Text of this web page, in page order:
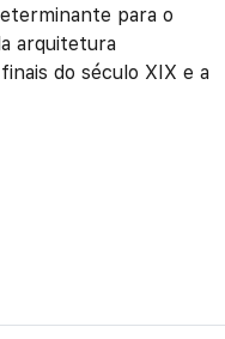
para o
arquitetura
do século XIX e a